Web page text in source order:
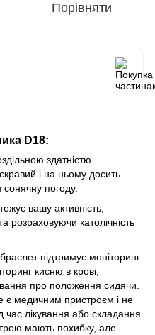
Порівняти
D18:
здатністю
і на ньому досить
погоду.
вашу активність,
розраховуючи католічність
підтримує моніторинг
кисню в крові,
про положення сидячи.
є медичним пристроєм і не
час лікування або складання
мають похибку, але